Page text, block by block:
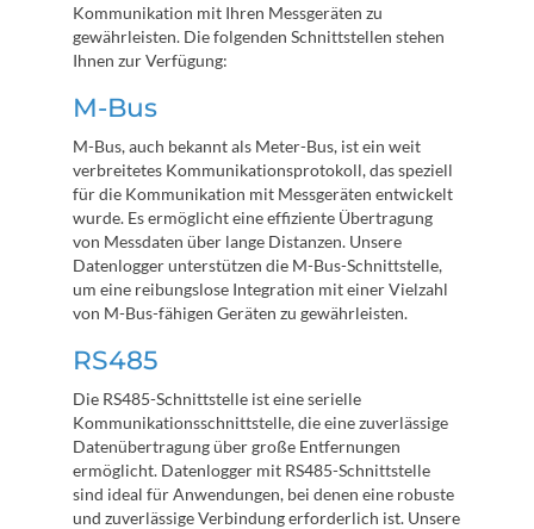
Kommunikation mit Ihren Messgeräten zu
gewährleisten. Die folgenden Schnittstellen stehen
Ihnen zur Verfügung:
M-Bus
M-Bus, auch bekannt als Meter-Bus, ist ein weit
verbreitetes Kommunikationsprotokoll, das speziell
für die Kommunikation mit Messgeräten entwickelt
wurde. Es ermöglicht eine effiziente Übertragung
von Messdaten über lange Distanzen. Unsere
Datenlogger unterstützen die M-Bus-Schnittstelle,
um eine reibungslose Integration mit einer Vielzahl
von M-Bus-fähigen Geräten zu gewährleisten.
RS485
Die RS485-Schnittstelle ist eine serielle
Kommunikationsschnittstelle, die eine zuverlässige
Datenübertragung über große Entfernungen
ermöglicht. Datenlogger mit RS485-Schnittstelle
sind ideal für Anwendungen, bei denen eine robuste
und zuverlässige Verbindung erforderlich ist. Unsere